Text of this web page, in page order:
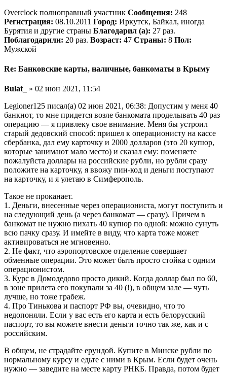
Overclock полноправный участник Сообщения: 248
Регистрация: 08.10.2011 Город: Иркутск, Байкал, иногда
Бурятия и другие страны Благодарил (а): 27 раз.
Поблагодарили: 20 раз. Возраст: 47 Страны: 8 Пол:
Мужской
Re: Банковские карты, наличные, банкоматы в Крыму
Bulat_
» 02 июн 2021, 11:54
Legioner125 писал(а) 02 июн 2021, 06:38: Допустим у меня 40
банкнот, то мне придется возле банкомата проделывать 40 раз
операцию — я привлеку свое внимание. Меня бы устроил
старый дедовский способ: пришел к операционисту на кассе
сбербанка, дал ему карточку и 2000 долларов (это 20 купюр,
которые занимают мало место) и сказал ему: поменяете
пожалуйста доллары на российские рубли, но рубли сразу
положите на карточку, я ввожу пин-код и деньги поступают
на карточку, и я улетаю в Симферополь.
Такое не проканает.
1. Деньги, внесенные через операциониста, могут поступить и
на следующий день (а через банкомат — сразу). Причем в
банкомат не нужно пихать 40 купюр по одной: можно сунуть
всю пачку сразу. И имейте в виду, что карта тоже может
активироваться не мгновенно.
2. Не факт, что аэропортовское отделение совершает
обменные операции. Это может быть просто стойка с одним
операционистом.
3. Курс в Домодедово просто дикий. Когда доллар был по 60,
в зоне прилета его покупали за 40 (!), в общем зале — чуть
лучше, но тоже грабеж.
4. Про Тинькова и паспорт РФ вы, очевидно, что то
недопоняли. Если у вас есть его карта и есть белорусский
паспорт, то вы можете внести деньги точно так же, как и с
российским.
В общем, не страдайте ерундой. Купите в Минске рубли по
нормальному курсу и едьте с ними в Крым. Если будет очень
нужно — заведите на месте карту РНКБ. Правда, потом будет